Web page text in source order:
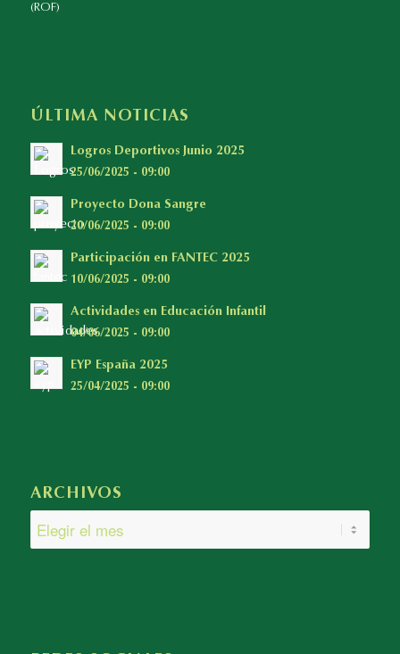
(ROF)
ÚLTIMA NOTICIAS
Logros Deportivos Junio 2025
25/06/2025 - 09:00
Proyecto Dona Sangre
20/06/2025 - 09:00
Participación en FANTEC 2025
10/06/2025 - 09:00
Actividades en Educación Infantil
04/06/2025 - 09:00
EYP España 2025
25/04/2025 - 09:00
ARCHIVOS